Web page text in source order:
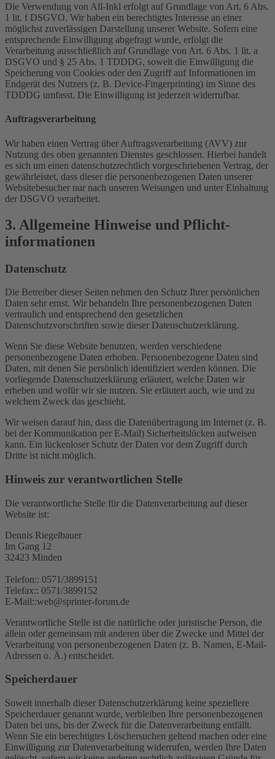
Die Verwendung von All-Inkl erfolgt auf Grundlage von Art. 6 Abs.
1 lit. f DSGVO. Wir haben ein berechtigtes Interesse an einer
möglichst zuverlässigen Darstellung unserer Website. Sofern eine
entsprechende Einwilligung abgefragt wurde, erfolgt die
Verarbeitung ausschließlich auf Grundlage von Art. 6 Abs. 1 lit. a
DSGVO und § 25 Abs. 1 TDDDG, soweit die Einwilligung die
Speicherung von Cookies oder den Zugriff auf Informationen im
Endgerät des Nutzers (z. B. Device-Fingerprinting) im Sinne des
TDDDG umfasst. Die Einwilligung ist jederzeit widerrufbar.
Auftragsverarbeitung
Wir haben einen Vertrag über Auftragsverarbeitung (AVV) zur
Nutzung des oben genannten Dienstes geschlossen. Hierbei handelt
es sich um einen datenschutzrechtlich vorgeschriebenen Vertrag, der
gewährleistet, dass dieser die personenbezogenen Daten unserer
Websitebesucher nur nach unseren Weisungen und unter Einhaltung
der DSGVO verarbeitet.
3. Allgemeine Hinweise und Pflicht­
informationen
Datenschutz
Die Betreiber dieser Seiten nehmen den Schutz Ihrer persönlichen
Daten sehr ernst. Wir behandeln Ihre personenbezogenen Daten
vertraulich und entsprechend den gesetzlichen
Datenschutzvorschriften sowie dieser Datenschutzerklärung.
Wenn Sie diese Website benutzen, werden verschiedene
personenbezogene Daten erhoben. Personenbezogene Daten sind
Daten, mit denen Sie persönlich identifiziert werden können. Die
vorliegende Datenschutzerklärung erläutert, welche Daten wir
erheben und wofür wir sie nutzen. Sie erläutert auch, wie und zu
welchem Zweck das geschieht.
Wir weisen darauf hin, dass die Datenübertragung im Internet (z. B.
bei der Kommunikation per E-Mail) Sicherheitslücken aufweisen
kann. Ein lückenloser Schutz der Daten vor dem Zugriff durch
Dritte ist nicht möglich.
Hinweis zur verantwortlichen Stelle
Die verantwortliche Stelle für die Datenverarbeitung auf dieser
Website ist:
Dennis Riegelbauer
Im Gang 12
32423 Minden
Telefon:: 0571/3899151
Telefax:: 0571/3899152
E-Mail::web@sprinter-forum.de
Verantwortliche Stelle ist die natürliche oder juristische Person, die
allein oder gemeinsam mit anderen über die Zwecke und Mittel der
Verarbeitung von personenbezogenen Daten (z. B. Namen, E-Mail-
Adressen o. Ä.) entscheidet.
Speicherdauer
Soweit innerhalb dieser Datenschutzerklärung keine speziellere
Speicherdauer genannt wurde, verbleiben Ihre personenbezogenen
Daten bei uns, bis der Zweck für die Datenverarbeitung entfällt.
Wenn Sie ein berechtigtes Löschersuchen geltend machen oder eine
Einwilligung zur Datenverarbeitung widerrufen, werden Ihre Daten